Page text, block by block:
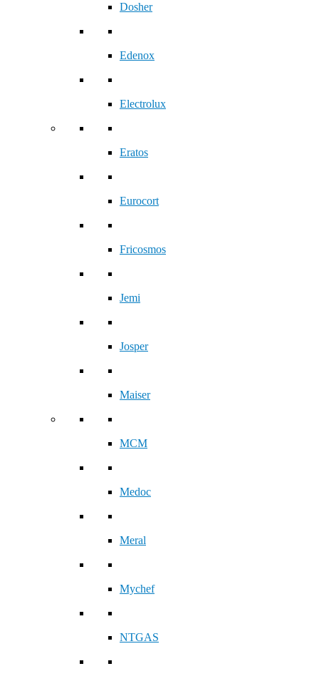
Dosher
Edenox
Electrolux
Eratos
Eurocort
Fricosmos
Jemi
Josper
Maiser
MCM
Medoc
Meral
Mychef
NTGAS